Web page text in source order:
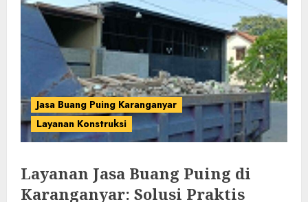
Jasa Buang Puing Karanganyar
Layanan Konstruksi
Layanan Jasa Buang Puing di
Karanganyar: Solusi Praktis